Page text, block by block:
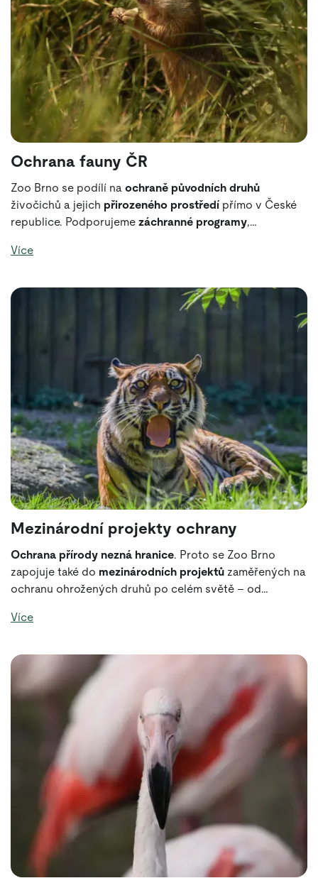
Ochrana fauny ČR
Zoo Brno se podílí na ochraně původních druhů
živočichů a jejich přirozeného prostředí přímo v České
republice. Podporujeme záchranné programy,
chránit naši domácí přírodu a zvyšovat povědomí o její
Více
Mezinárodní projekty ochrany
Ochrana přírody nezná hranice. Proto se Zoo Brno
zapojuje také do mezinárodních projektů zaměřených na
ochranu ohrožených druhů po celém světě – od
partnery
Více